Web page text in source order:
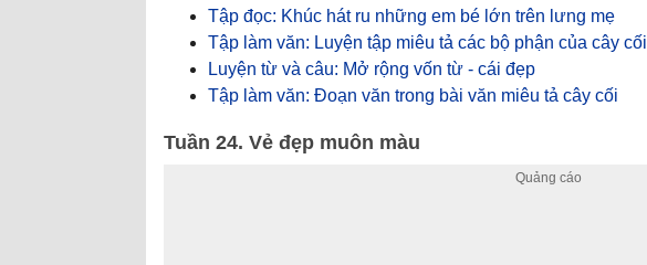
Tập đọc: Khúc hát ru những em bé lớn trên lưng mẹ
Tập làm văn: Luyện tập miêu tả các bộ phận của cây cối
Luyện từ và câu: Mở rộng vốn từ - cái đẹp
Tập làm văn: Đoạn văn trong bài văn miêu tả cây cối
Tuần 24. Vẻ đẹp muôn màu